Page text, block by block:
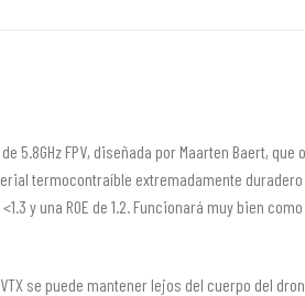
FPV, diseñada por Maarten Baert,
termocontraíble extremadamente
y una ROE de 1.2. Funcionará muy bien
se puede mantener lejos del cuerpo del